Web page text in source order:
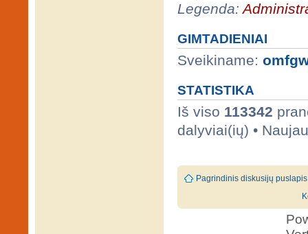
Legenda:
GIMTADIENIAI
Sveikiname:
STATISTIKA
Iš viso 113342
dalyviai(ių) •
Pagrindinis diskusijų puslapis